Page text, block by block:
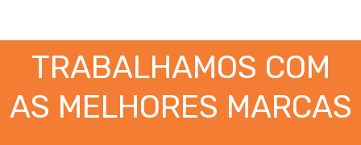
TRABALHAMOS COM
AS MELHORES MARCAS